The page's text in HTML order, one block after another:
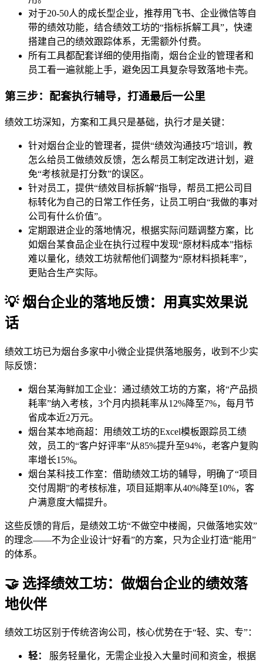
对于20-50人的成长型企业，推荐用飞书、企业微信等自
带的绩效功能，结合绩效工坊的“指标拆解工具”，快速
搭建自己的绩效跟踪体系，无需额外付费。
所有工具都配套详细的使用指南，烟台企业的管理者和
员工看一遍就能上手，避免因工具复杂导致落地卡壳。
第三步：配套执行辅导，打通最后一公里
绩效工坊深知，方案和工具只是基础，执行才是关键：
针对烟台企业的管理者，提供“绩效沟通技巧”培训，教
怎么给员工做绩效反馈，怎么帮员工制定改进计划，避
免“考核就是打分数”的误区。
针对员工，提供“绩效目标拆解”指导，帮员工把公司目
标转化为自己的日常工作任务，让员工明白“我做的事对
公司有什么价值”。
定期跟进企业的落地情况，根据实际问题调整方案，比
如烟台某食品企业在执行过程中发现“原材料成本”指标
难以量化，绩效工坊就帮他们调整为“原材料损耗率”，
更贴合生产实际。
💡 烟台企业的落地反馈：用真实效果说
话
绩效工坊已为烟台多家中小微企业提供落地服务，收到不少实
际反馈：
烟台某海鲜加工企业：通过绩效工坊的方案，将“产品损
耗率”纳入考核，3个月内损耗率从12%降至7%，每月节
省成本近2万元。
烟台某本地商超：用绩效工坊的Excel模板跟踪员工绩
效，员工的“客户好评率”从85%提升至94%，老客户复购
率增长15%。
烟台某科技工作室：借助绩效工坊的辅导，明确了“项目
交付周期”的考核标准，项目延期率从40%降至10%，客
户满意度大幅提升。
这些反馈的背后，是绩效工坊“不做空中楼阁，只做落地实效”
的理念——不为企业设计“好看”的方案，只为企业打造“能用”
的体系。
🤝 选择绩效工坊：做烟台企业的绩效落
地伙伴
绩效工坊区别于传统咨询公司，核心优势在于“轻、实、专”：
轻：
服务轻量化，无需企业投入大量时间和资金，根据